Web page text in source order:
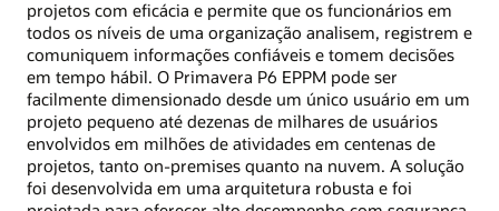
projetos com eficácia e permite que os funcionários em
todos os níveis de uma organização analisem, registrem e
comuniquem informações confiáveis ​​e tomem decisões
em tempo hábil. O Primavera P6 EPPM pode ser
facilmente dimensionado desde um único usuário em um
projeto pequeno até dezenas de milhares de usuários
envolvidos em milhões de atividades em centenas de
projetos, tanto on-premises quanto na nuvem. A solução
foi desenvolvida em uma arquitetura robusta e foi